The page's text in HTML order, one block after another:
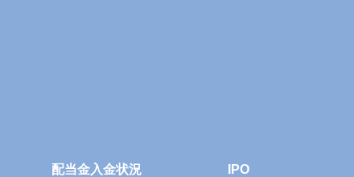
配当金入金状況 IPO